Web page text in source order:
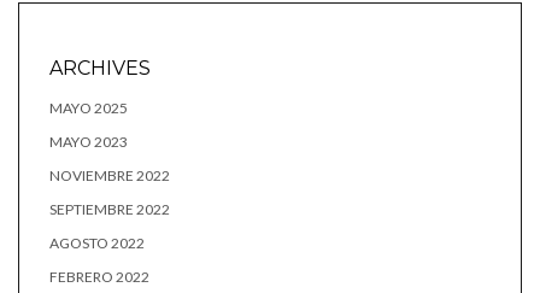
ARCHIVES
MAYO 2025
MAYO 2023
NOVIEMBRE 2022
SEPTIEMBRE 2022
AGOSTO 2022
FEBRERO 2022